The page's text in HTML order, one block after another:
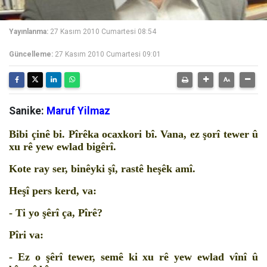
Yayınlanma: 27 Kasım 2010 Cumartesi 08:54
Güncelleme: 27 Kasım 2010 Cumartesi 09:01
Sanike: Maruf Yilmaz
Bibi çinê bi. Pîrêka ocaxkori bî. Vana, ez şorî tewer û
xu rê yew ewlad bigêrî.
Kote ray ser, binêyki şî, rastê heşêk amî.
Heşî pers kerd, va:
- Ti yo şêrî ça, Pîrê?
Pîri va:
- Ez o şêrî tewer, semê ki xu rê yew ewlad vînî û